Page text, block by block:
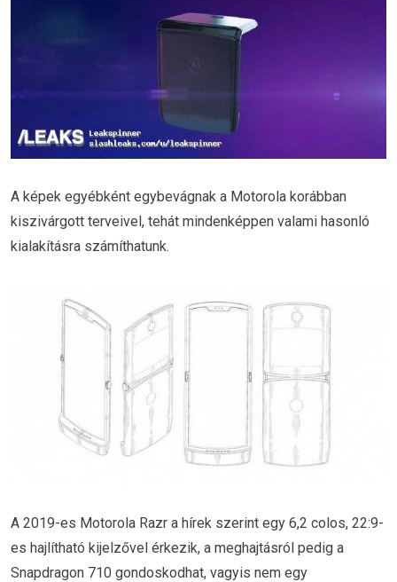
A képek egyébként egybevágnak a Motorola korábban
kiszivárgott terveivel, tehát mindenképpen valami hasonló
kialakításra számíthatunk.
A 2019-es Motorola Razr a hírek szerint egy 6,2 colos, 22:9-
es hajlítható kijelzővel érkezik, a meghajtásról pedig a
Snapdragon 710 gondoskodhat, vagyis nem egy